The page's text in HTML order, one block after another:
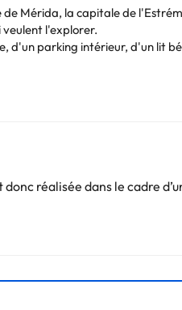
Mérida, la capitale de
l'explorer.
d'un parking intérieur, d'un lit
télévision, d'un téléphone,
l’établissement. Toutes les
réalisée dans le cadre